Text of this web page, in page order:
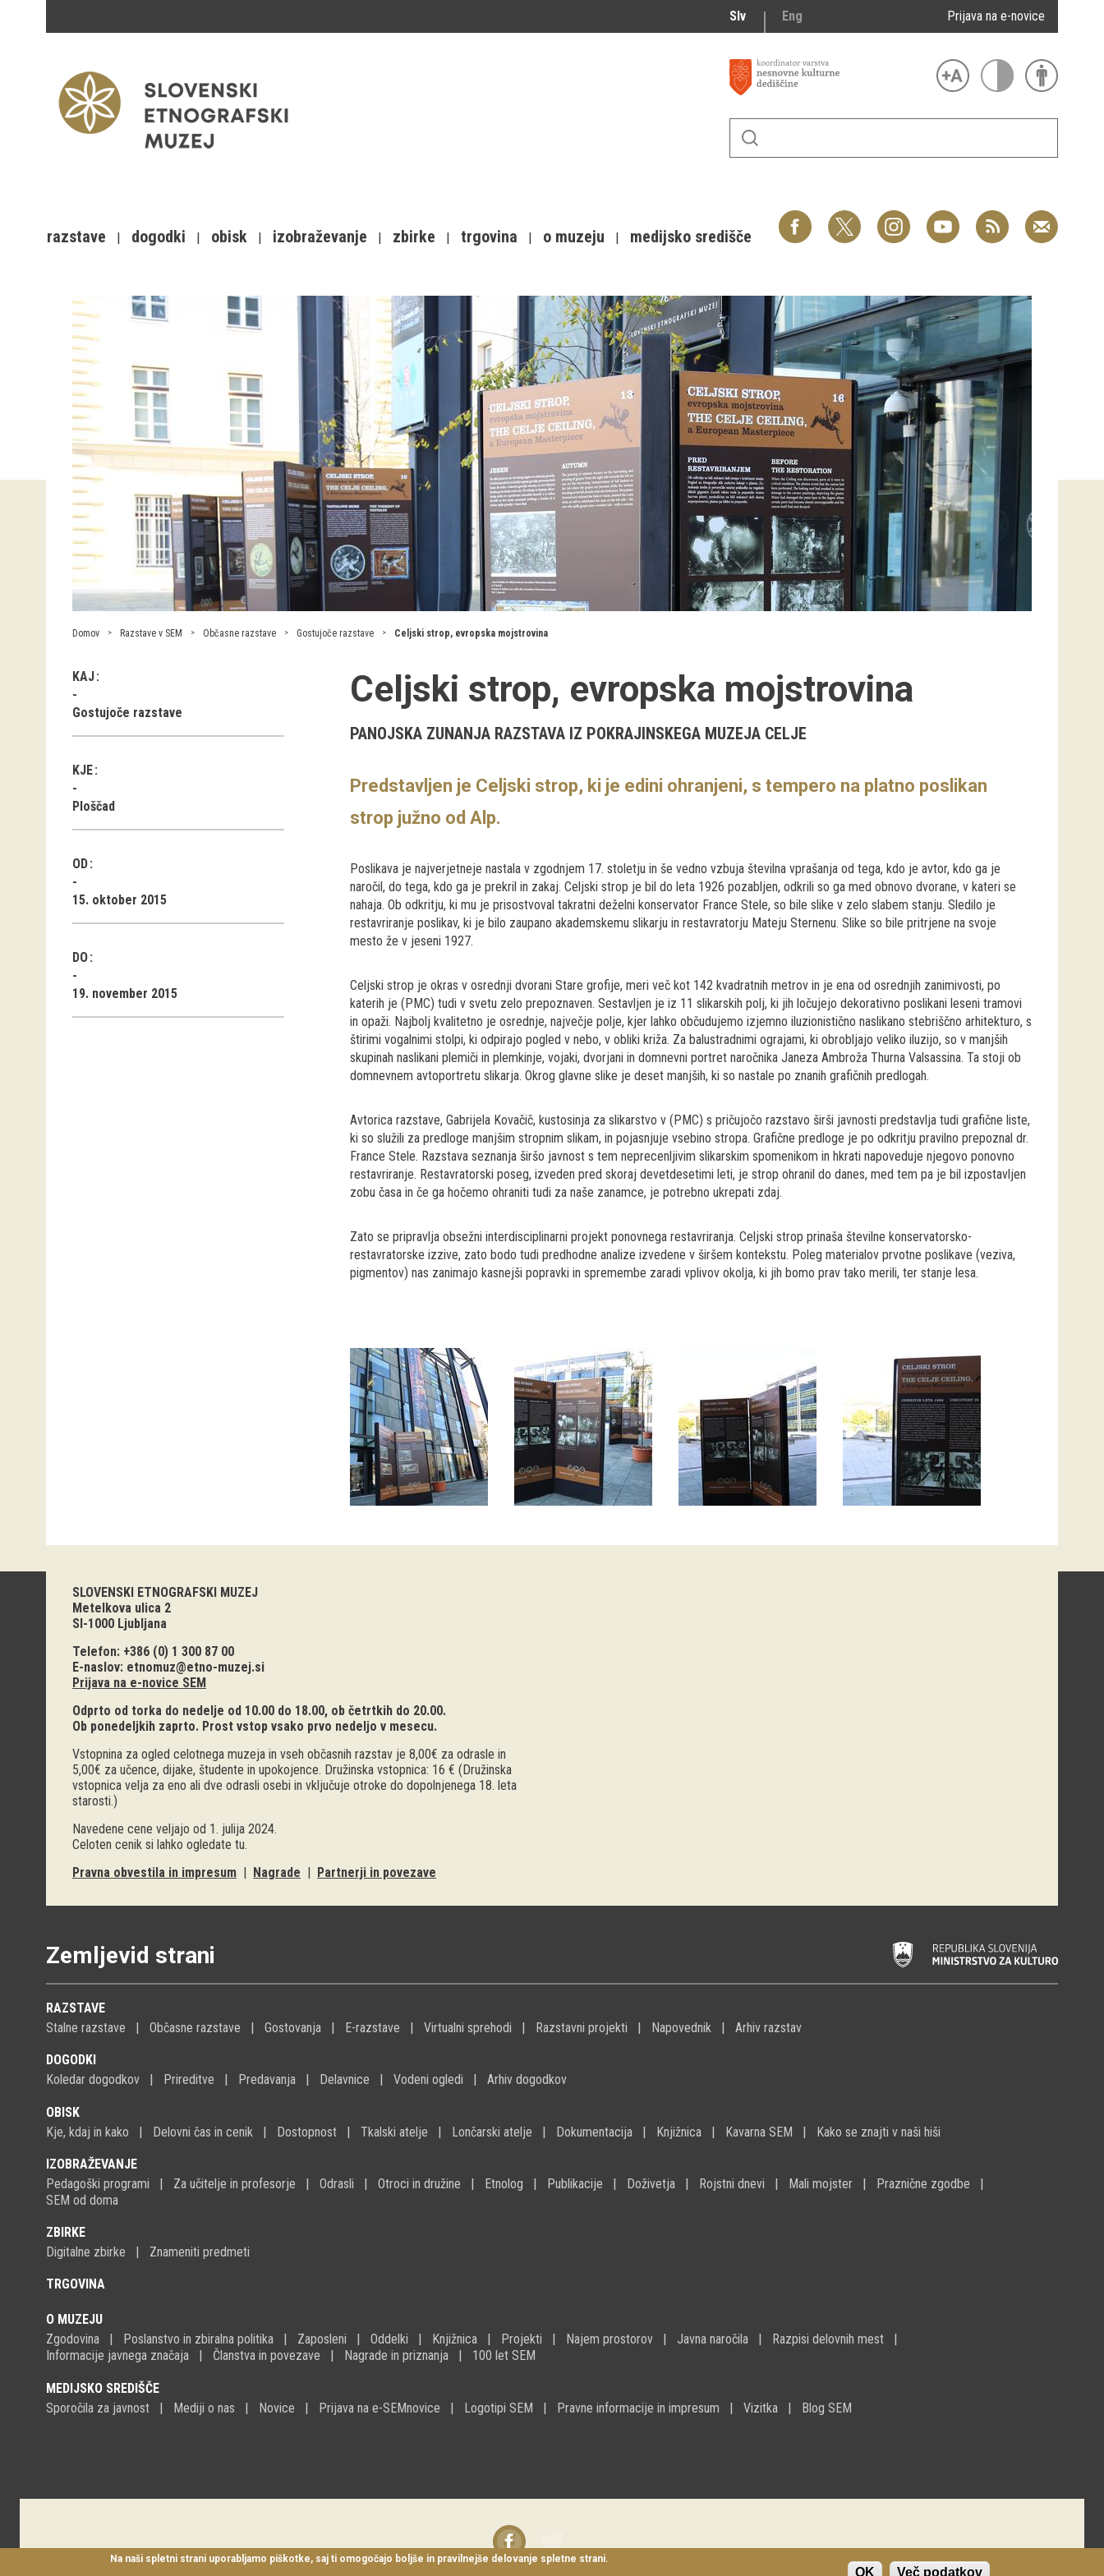
Slv Eng Prijava na e-novice
razstave dogodki obisk izobraževanje zbirke trgovina o muzeju medijsko središče
Domov Razstave v SEM Občasne razstave Gostujoče razstave Celjski strop, evropska mojstrovina
KAJ
Gostujoče razstave
KJE
Ploščad
OD
15. oktober 2015
DO
19. november 2015
Celjski strop, evropska mojstrovina
PANOJSKA ZUNANJA RAZSTAVA IZ POKRAJINSKEGA MUZEJA CELJE
Predstavljen je Celjski strop, ki je edini ohranjeni, s tempero na platno poslikan
strop južno od Alp.
Poslikava je najverjetneje nastala v zgodnjem 17. stoletju in še vedno vzbuja številna vprašanja od tega, kdo je avtor, kdo ga je
naročil, do tega, kdo ga je prekril in zakaj. Celjski strop je bil do leta 1926 pozabljen, odkrili so ga med obnovo dvorane, v kateri se
nahaja. Ob odkritju, ki mu je prisostvoval takratni deželni konservator France Stele, so bile slike v zelo slabem stanju. Sledilo je
restavriranje poslikav, ki je bilo zaupano akademskemu slikarju in restavratorju Mateju Sternenu. Slike so bile pritrjene na svoje
mesto že v jeseni 1927.
Celjski strop je okras v osrednji dvorani Stare grofije, meri več kot 142 kvadratnih metrov in je ena od osrednjih zanimivosti, po
katerih je (PMC) tudi v svetu zelo prepoznaven. Sestavljen je iz 11 slikarskih polj, ki jih ločujejo dekorativno poslikani leseni tramovi
in opaži. Najbolj kvalitetno je osrednje, največje polje, kjer lahko občudujemo izjemno iluzionistično naslikano stebriščno arhitekturo, s
štirimi vogalnimi stolpi, ki odpirajo pogled v nebo, v obliki križa. Za balustradnimi ograjami, ki obrobljajo veliko iluzijo, so v manjših
skupinah naslikani plemiči in plemkinje, vojaki, dvorjani in domnevni portret naročnika Janeza Ambroža Thurna Valsassina. Ta stoji ob
domnevnem avtoportretu slikarja. Okrog glavne slike je deset manjših, ki so nastale po znanih grafičnih predlogah.
Avtorica razstave, Gabrijela Kovačič, kustosinja za slikarstvo v (PMC) s pričujočo razstavo širši javnosti predstavlja tudi grafične liste,
ki so služili za predloge manjšim stropnim slikam, in pojasnjuje vsebino stropa. Grafične predloge je po odkritju pravilno prepoznal dr.
France Stele. Razstava seznanja širšo javnost s tem neprecenljivim slikarskim spomenikom in hkrati napoveduje njegovo ponovno
restavriranje. Restavratorski poseg, izveden pred skoraj devetdesetimi leti, je strop ohranil do danes, med tem pa je bil izpostavljen
zobu časa in če ga hočemo ohraniti tudi za naše zanamce, je potrebno ukrepati zdaj.
Zato se pripravlja obsežni interdisciplinarni projekt ponovnega restavriranja. Celjski strop prinaša številne konservatorsko-
restavratorske izzive, zato bodo tudi predhodne analize izvedene v širšem kontekstu. Poleg materialov prvotne poslikave (veziva,
pigmentov) nas zanimajo kasnejši popravki in spremembe zaradi vplivov okolja, ki jih bomo prav tako merili, ter stanje lesa.
SLOVENSKI ETNOGRAFSKI MUZEJ
Metelkova ulica 2
SI-1000 Ljubljana
Telefon: +386 (0) 1 300 87 00
E-naslov: etnomuz@etno-muzej.si
Prijava na e-novice SEM
Odprto od torka do nedelje od 10.00 do 18.00, ob četrtkih do 20.00.
Ob ponedeljkih zaprto. Prost vstop vsako prvo nedeljo v mesecu.
Vstopnina za ogled celotnega muzeja in vseh občasnih razstav je 8,00€ za odrasle in
5,00€ za učence, dijake, študente in upokojence. Družinska vstopnica: 16 € (Družinska
vstopnica velja za eno ali dve odrasli osebi in vključuje otroke do dopolnjenega 18. leta
starosti.)
Navedene cene veljajo od 1. julija 2024.
Celoten cenik si lahko ogledate tu.
Pravna obvestila in impresum | Nagrade | Partnerji in povezave
Zemljevid strani
RAZSTAVE
Stalne razstave
Občasne razstave Gostovanja E-razstave Virtualni sprehodi Razstavni projekti Napovednik Arhiv razstav
DOGODKI
Koledar dogodkov
Prireditve Predavanja Delavnice Vodeni ogledi Arhiv dogodkov
OBISK
Kje, kdaj in kako
Delovni čas in cenik Dostopnost Tkalski atelje Lončarski atelje Dokumentacija Knjižnica Kavarna SEM Kako se znajti v naši hiši
IZOBRAŽEVANJE
Pedagoški programi
Za učitelje in profesorje Odrasli Otroci in družine Etnolog Publikacije Doživetja Rojstni dnevi Mali mojster
Praznične zgodbe
SEM od doma
ZBIRKE
Digitalne zbirke
Znameniti predmeti
TRGOVINA
O MUZEJU
Zgodovina
Poslanstvo in zbiralna politika Zaposleni Oddelki Knjižnica Projekti Najem prostorov Javna naročila
Razpisi delovnih mest
Informacije javnega značaja
Članstva in povezave Nagrade in priznanja 100 let SEM
MEDIJSKO SREDIŠČE
Sporočila za javnost
Mediji o nas Novice Prijava na e-SEMnovice Logotipi SEM Pravne informacije in impresum Vizitka Blog SEM
Na naši spletni strani uporabljamo piškotke, saj ti omogočajo boljše in pravilnejše delovanje spletne strani.
OK Več podatkov